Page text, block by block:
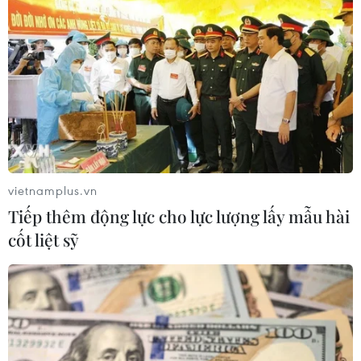
Giá vàng trong nước giảm, SJC giao
dịch xuống ngưỡng 140 triệu đồng
04/08/2026 02:22
Giá vàng ngày 4/8: Bảng giá tại các
công ty vàng bạc đá quý
04/08/2026 01:40
vietnamplus.vn
Tiếp thêm động lực cho lực lượng lấy mẫu hài
cốt liệt sỹ